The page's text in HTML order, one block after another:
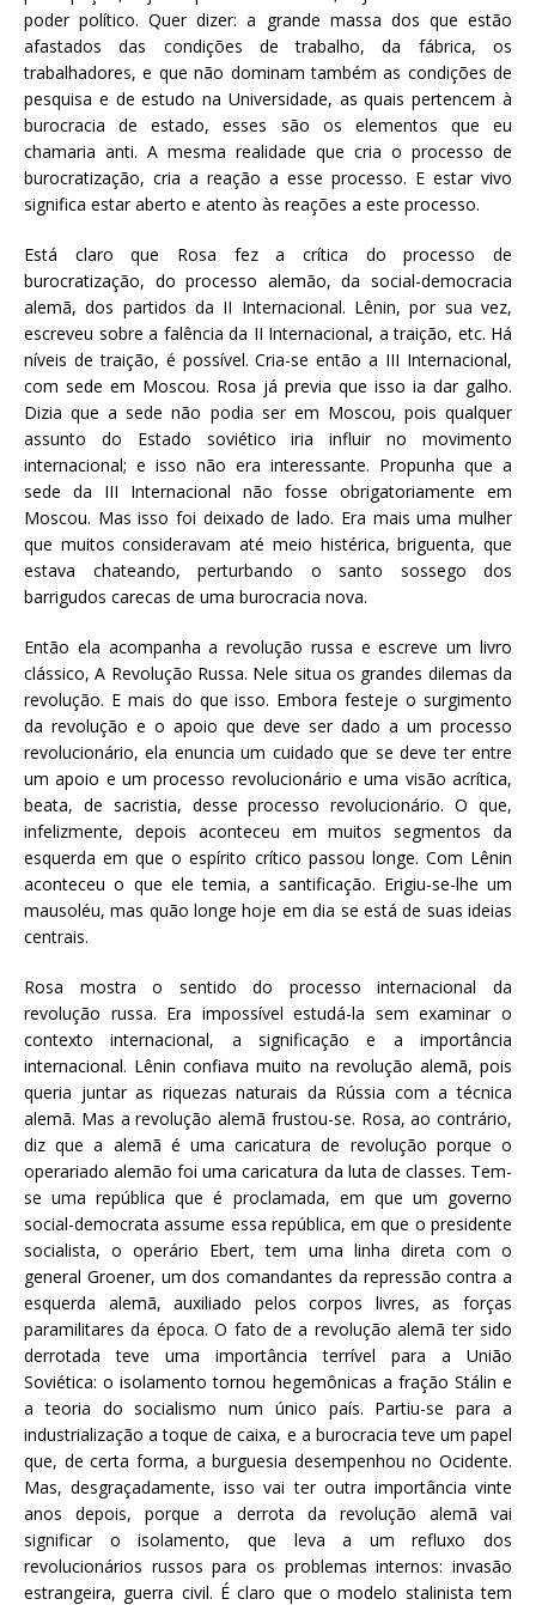
poder político. Quer dizer: a grande massa dos que estão
afastados das condições de trabalho, da fábrica, os
trabalhadores, e que não dominam também as condições de
pesquisa e de estudo na Universidade, as quais pertencem à
burocracia de estado, esses são os elementos que eu
chamaria anti. A mesma realidade que cria o processo de
burocratização, cria a reação a esse processo. E estar vivo
significa estar aberto e atento às reações a este processo.
Está claro que Rosa fez a crítica do processo de
burocratização, do processo alemão, da social-democracia
alemã, dos partidos da II Internacional. Lênin, por sua vez,
escreveu sobre a falência da II Internacional, a traição, etc. Há
níveis de traição, é possível. Cria-se então a III Internacional,
com sede em Moscou. Rosa já previa que isso ia dar galho.
Dizia que a sede não podia ser em Moscou, pois qualquer
assunto do Estado soviético iria influir no movimento
internacional; e isso não era interessante. Propunha que a
sede da III Internacional não fosse obrigatoriamente em
Moscou. Mas isso foi deixado de lado. Era mais uma mulher
que muitos consideravam até meio histérica, briguenta, que
estava chateando, perturbando o santo sossego dos
barrigudos carecas de uma burocracia nova.
Então ela acompanha a revolução russa e escreve um livro
clássico, A Revolução Russa. Nele situa os grandes dilemas da
revolução. E mais do que isso. Embora festeje o surgimento
da revolução e o apoio que deve ser dado a um processo
revolucionário, ela enuncia um cuidado que se deve ter entre
um apoio e um processo revolucionário e uma visão acrítica,
beata, de sacristia, desse processo revolucionário. O que,
infelizmente, depois aconteceu em muitos segmentos da
esquerda em que o espírito crítico passou longe. Com Lênin
aconteceu o que ele temia, a santificação. Erigiu-se-lhe um
mausoléu, mas quão longe hoje em dia se está de suas ideias
centrais.
Rosa mostra o sentido do processo internacional da
revolução russa. Era impossível estudá-la sem examinar o
contexto internacional, a significação e a importância
internacional. Lênin confiava muito na revolução alemã, pois
queria juntar as riquezas naturais da Rússia com a técnica
alemã. Mas a revolução alemã frustou-se. Rosa, ao contrário,
diz que a alemã é uma caricatura de revolução porque o
operariado alemão foi uma caricatura da luta de classes. Tem-
se uma república que é proclamada, em que um governo
social-democrata assume essa república, em que o presidente
socialista, o operário Ebert, tem uma linha direta com o
general Groener, um dos comandantes da repressão contra a
esquerda alemã, auxiliado pelos corpos livres, as forças
paramilitares da época. O fato de a revolução alemã ter sido
derrotada teve uma importância terrível para a União
Soviética: o isolamento tornou hegemônicas a fração Stálin e
a teoria do socialismo num único país. Partiu-se para a
industrialização a toque de caixa, e a burocracia teve um papel
que, de certa forma, a burguesia desempenhou no Ocidente.
Mas, desgraçadamente, isso vai ter outra importância vinte
anos depois, porque a derrota da revolução alemã vai
significar o isolamento, que leva a um refluxo dos
revolucionários russos para os problemas internos: invasão
estrangeira, guerra civil. É claro que o modelo stalinista tem